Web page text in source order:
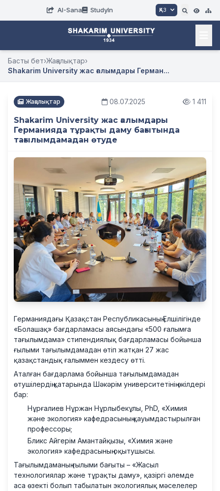
AI-Sana StudyIn ҚАЗ
Басты бет›Жаңалықтар›
Shakarim University жас ғалымдары Герман...
Жаңалықтар 08.07.2025 1 411
Shakarim University жас ғалымдары
Германияда тұрақты даму бағытында
тағылымдамадан өтуде
Германиядағы Қазақстан Республикасының Елшілігінде
«Болашақ» бағдарламасы аясындағы «500 ғалымға
тағылымдама» стипендиялық бағдарламасы бойынша
ғылыми тағылымдамадан өтіп жатқан 27 жас
қазақстандық ғалыммен кездесу өтті.
Аталған бағдарлама бойынша тағылымдамадан
өтушілердің қатарында Шәкәрім университетінің өкілдері
бар:
Нұрғалиев Нұржан Нұрлыбекұлы, PhD, «Химия
және экология» кафедрасының қауымдастырылған
профессоры;
Бликс Айгерім Амантайқызы, «Химия және
экология» кафедрасының оқытушысы.
Тағылымдаманың ғылыми бағыты – «Жасыл
технологиялар және тұрақты даму», қазіргі әлемде
аса өзекті болып табылатын экологиялық мәселелер